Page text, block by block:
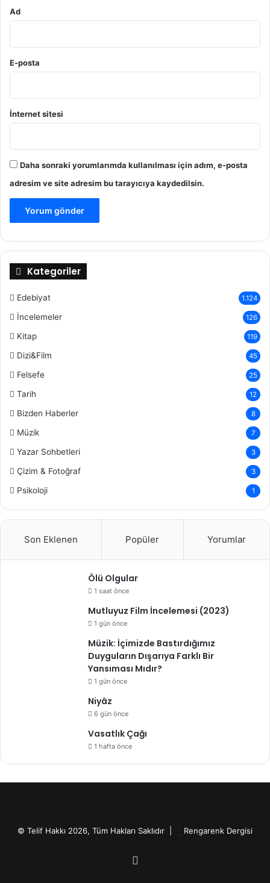
Ad
E-posta
İnternet sitesi
Daha sonraki yorumlarımda kullanılması için adım, e-posta
adresim ve site adresim bu tarayıcıya kaydedilsin.
Kategoriler
Edebiyat 1.124
İncelemeler 126
Kitap 119
Dizi&Film 45
Felsefe 25
Tarih 12
Bizden Haberler 8
Müzik 7
Yazar Sohbetleri 3
Çizim & Fotoğraf 3
Psikoloji 1
Son Eklenen Popüler Yorumlar
Ölü Olgular
1 saat önce
Mutluyuz Film İncelemesi (2023)
1 gün önce
Müzik: İçimizde Bastırdığımız
Duyguların Dışarıya Farklı Bir
Yansıması Mıdır?
1 gün önce
Niyâz
6 gün önce
Vasatlık Çağı
1 hafta önce
© Telif Hakkı 2026, Tüm Hakları Saklıdır | Rengarenk Dergisi